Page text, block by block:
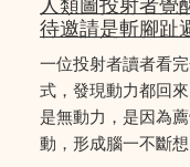
待邀請是斬腳趾
一位投射者讀者看
式，發現動力都回
是無動力，是因為
動，形成腦一不斷